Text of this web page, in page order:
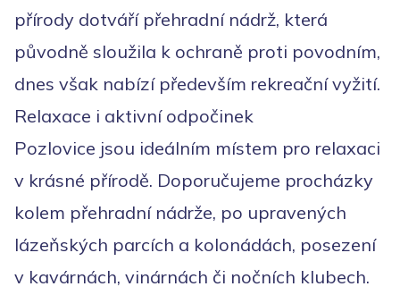
přírody dotváří přehradní nádrž, která
původně sloužila k ochraně proti povodním,
dnes však nabízí především rekreační vyžití.
Relaxace i aktivní odpočinek
Pozlovice jsou ideálním místem pro relaxaci
v krásné přírodě. Doporučujeme procházky
kolem přehradní nádrže, po upravených
lázeňských parcích a kolonádách, posezení
v kavárnách, vinárnách či nočních klubech.